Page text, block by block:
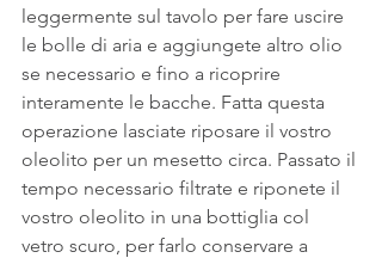
leggermente sul tavolo per fare uscire
le bolle di aria e aggiungete altro olio
se necessario e fino a ricoprire
interamente le bacche. Fatta questa
operazione lasciate riposare il vostro
oleolito per un mesetto circa. Passato il
tempo necessario filtrate e riponete il
vostro oleolito in una bottiglia col
vetro scuro, per farlo conservare a